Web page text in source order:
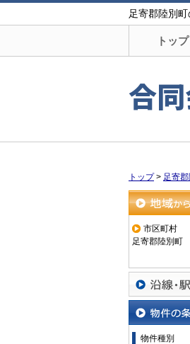
足寄郡陸別
トップ
合
トップ> 足寄
地域から探す
市区町村
足寄郡陸別町
沿線・駅から
物件の条件で
物件種別